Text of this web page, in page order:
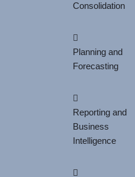
Consolidation
Planning and
Forecasting
Reporting and
Business
Intelligence